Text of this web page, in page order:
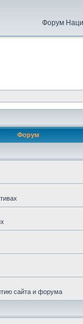
Форум
Форум
сайта и форума